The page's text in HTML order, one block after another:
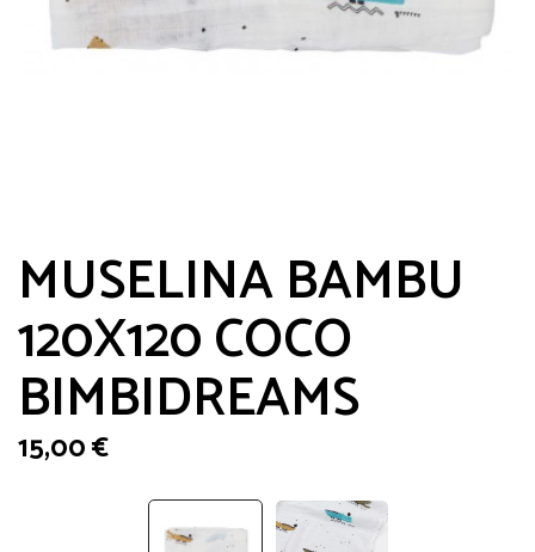
MUSELINA BAMBU
120X120 COCO
BIMBIDREAMS
15,00€